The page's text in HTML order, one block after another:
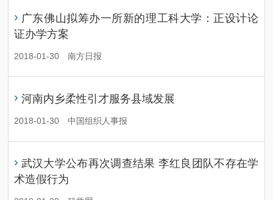
› 广东佛山拟筹办一所新的理工科大学：正设计论
证办学方案
2018-01-30 南方日报
› 河南内乡柔性引才服务县域发展
2018-01-30 中国组织人事报
› 武汉大学公布再次调查结果 李红良团队不存在学
术造假行为